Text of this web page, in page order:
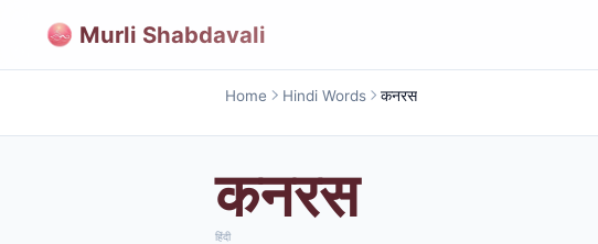
Murli Shabdavali
Home Hindi Words कनरस
कनरस
हिंदी